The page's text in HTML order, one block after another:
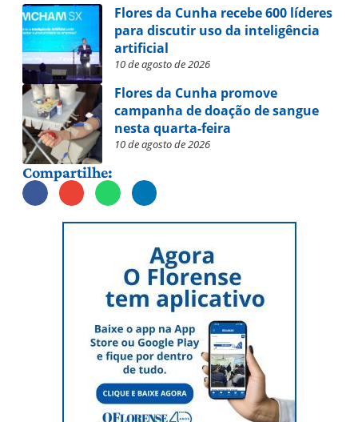
Flores da Cunha recebe 600 líderes
para discutir uso da inteligência
artificial
10 de agosto de 2026
Flores da Cunha promove
campanha de doação de sangue
nesta quarta-feira
10 de agosto de 2026
Compartilhe: